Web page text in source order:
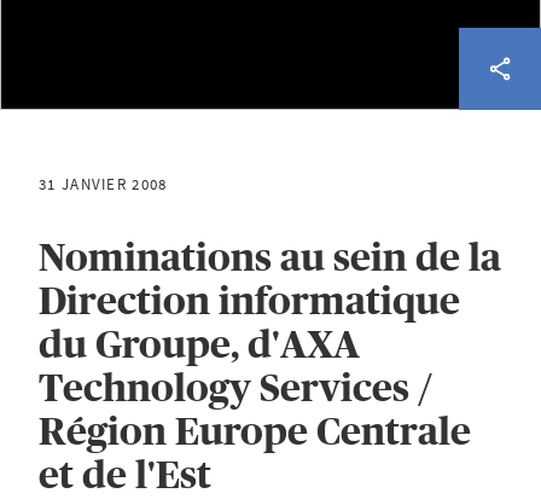
31 JANVIER 2008
Nominations au sein de la
Direction informatique
du Groupe, d'AXA
Technology Services /
Région Europe Centrale
et de l'Est